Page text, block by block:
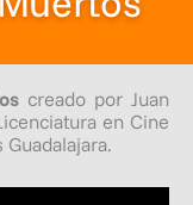
creado por Juan
en Cine